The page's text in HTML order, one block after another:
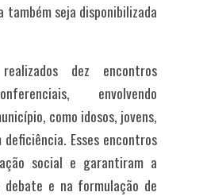
seja disponibilizada
dez encontros
envolvendo
como idosos, jovens,
Esses encontros
social e garantiram a
e na formulação de